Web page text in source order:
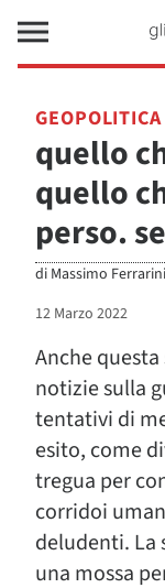
GEOPOLITICA
quello
quello
perso.
di Massimo Ferrarini
12 Marzo 2022
Anche
notizie sulla
tentativi di
esito, come
tregua per
corridoi
deludenti. La
una mossa